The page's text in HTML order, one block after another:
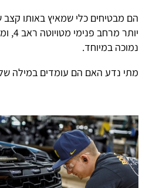
הם מבטיחים כלי שמאיץ באותו קצב
יותר
נמוכה במיוחד.
מתי נדע האם הם עומדים במילה